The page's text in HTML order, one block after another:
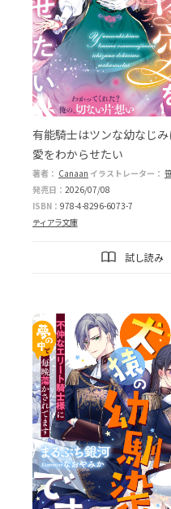
有能騎士はツンな幼なじ
愛をわからせたい
著者： Canaan イラストレーター：
発売日： 2026/07/08
ISBN： 978-4-8296-6073-7
ティアラ文庫
試し読み